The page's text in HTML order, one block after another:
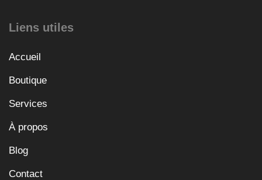
Liens utiles
Accueil
Boutique
Services
À propos
Blog
Contact